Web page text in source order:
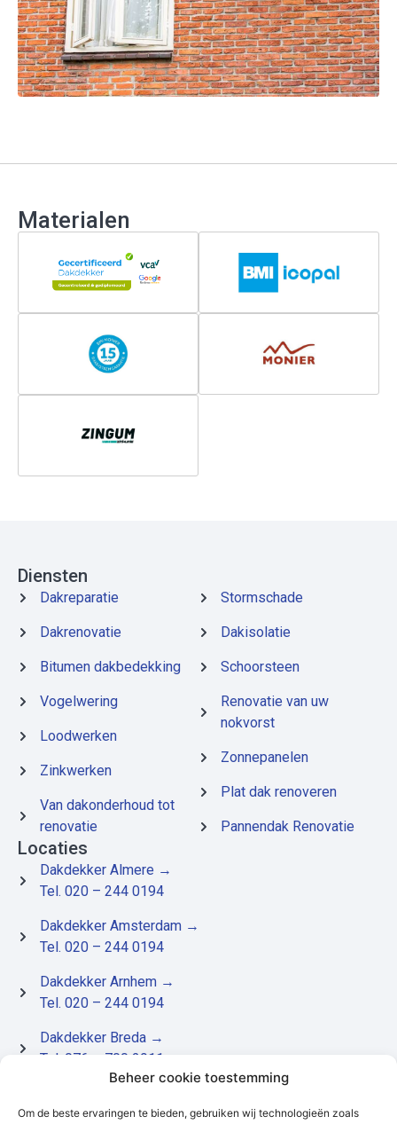
Beheer cookie toestemming
Om de beste ervaringen te bieden, gebruiken wij technologieën zoals
Materialen
Diensten
Dakreparatie
Dakrenovatie
Bitumen dakbedekking
Vogelwering
Loodwerken
Zinkwerken
Van dakonderhoud tot
renovatie
Stormschade
Dakisolatie
Schoorsteen
Renovatie van uw
nokvorst
Zonnepanelen
Plat dak renoveren
Pannendak Renovatie
Locaties
Dakdekker Almere →
Tel. 020 – 244 0194
Dakdekker Amsterdam →
Tel. 020 – 244 0194
Dakdekker Arnhem →
Tel. 020 – 244 0194
Dakdekker Breda →
Tel. 076 – 700 2911
Tel. 078 – 204 9321